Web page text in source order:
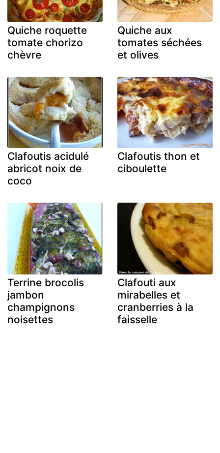
Quiche roquette
tomate chorizo
chèvre
Quiche aux
tomates séchées
et olives
Clafoutis acidulé
abricot noix de
coco
Clafoutis thon et
ciboulette
Terrine brocolis
jambon
champignons
noisettes
Clafouti aux
mirabelles et
cranberries à la
faisselle